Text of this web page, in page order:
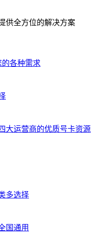
供全方位的解决方案
各种需求
大运营商的优质号卡资源
多选择
国通用